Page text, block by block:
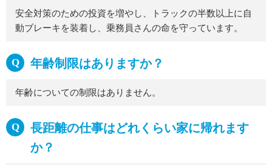
安全対策のための投資を増やし、トラックの半数以上に自
動ブレーキを装着し、乗務員さんの命を守っています。
年齢制限はありますか？
年齢についての制限はありません。
長距離の仕事はどれくらい家に帰れます
か？